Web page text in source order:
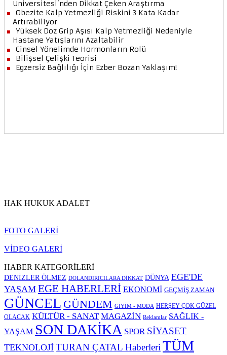
HAK HUKUK ADALET
FOTO GALERİ
VİDEO GALERİ
HABER KATEGORİLERİ
DENİZLER ÖLMEZ DOLANDIRICILARA DİKKAT DÜNYA EGE'DE
YAŞAM EGE HABERLERİ EKONOMİ GEÇMİŞ ZAMAN
GÜNCEL GÜNDEM GİYİM - MODA HERŞEY ÇOK GÜZEL
OLACAK KÜLTÜR - SANAT MAGAZİN Reklamlar SAĞLIK -
YAŞAM SON DAKİKA SPOR SİYASET
TEKNOLOJİ TURAN ÇATAL Haberleri TÜM